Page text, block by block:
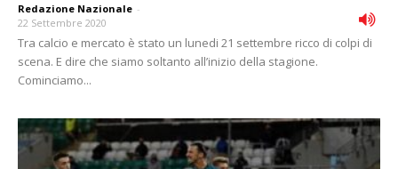
Redazione Nazionale -
22 Settembre 2020
Tra calcio e mercato è stato un lunedi 21 settembre ricco di colpi di
scena. E dire che siamo soltanto all’inizio della stagione.
Cominciamo...